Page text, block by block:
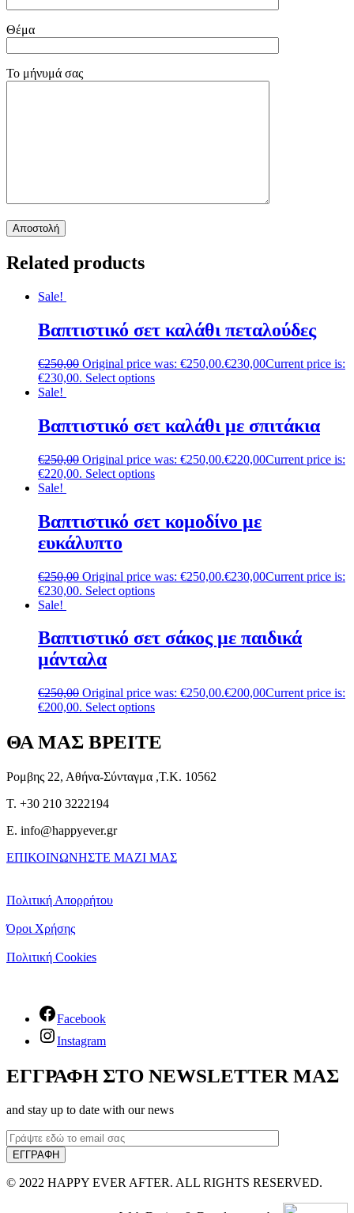
Θέμα
Το μήνυμά σας
Related products
Sale!
Βαπτιστικό σετ καλάθι πεταλούδες
€250,00 Original price was: €250,00.€230,00Current price is:
€230,00. Select options
Sale!
Βαπτιστικό σετ καλάθι με σπιτάκια
€250,00 Original price was: €250,00.€220,00Current price is:
€220,00. Select options
Sale!
Βαπτιστικό σετ κομοδίνο με
ευκάλυπτο
€250,00 Original price was: €250,00.€230,00Current price is:
€230,00. Select options
Sale!
Βαπτιστικό σετ σάκος με παιδικά
μάνταλα
€250,00 Original price was: €250,00.€200,00Current price is:
€200,00. Select options
ΘΑ ΜΑΣ ΒΡΕΙΤΕ
Ρομβης 22, Αθήνα-Σύνταγμα ,Τ.Κ. 10562
T. +30 210 3222194
E. info@happyever.gr
ΕΠΙΚΟΙΝΩΝΗΣΤΕ ΜΑΖΙ ΜΑΣ
Πολιτική Απορρήτου
Όροι Χρήσης
Πολιτική Cookies
Facebook
Instagram
ΕΓΓΡΑΦΗ ΣΤΟ NEWSLETTER ΜΑΣ
and stay up to date with our news
© 2022 HAPPY EVER AFTER. ALL RIGHTS RESERVED.